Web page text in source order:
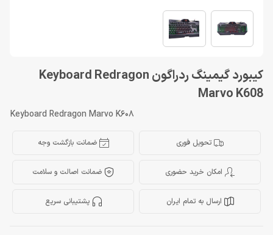
کیبورد گیمینگ ردراگون Keyboard Redragon
Marvo K608
Keyboard Redragon Marvo K608
تحویل فوری ضمانت بازگشت وجه
امکان خرید حضوری ضمانت اصالت و سلامت
ارسال به تمام ایران پشتیبانی سریع